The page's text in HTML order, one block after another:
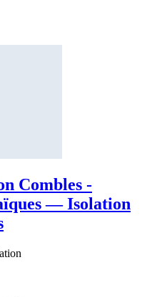
Combles -
— Isolation